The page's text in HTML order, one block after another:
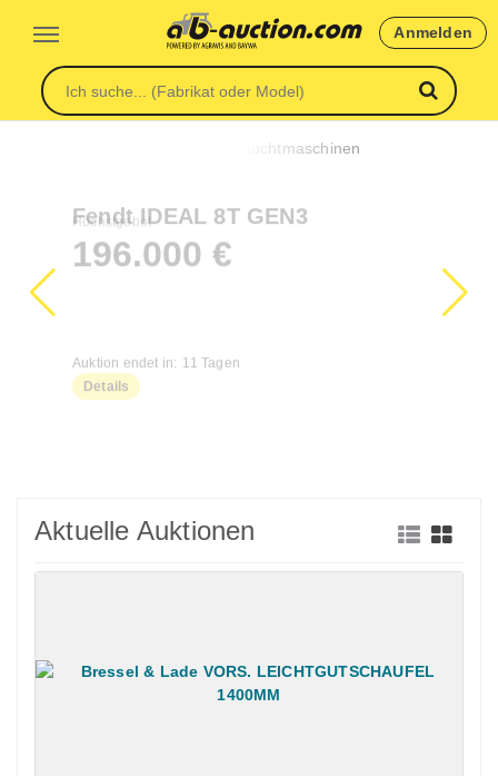
Anmelden
Fendt IDEAL 8T GEN3
Höchstgebot
Details
Aktuelle Auktionen